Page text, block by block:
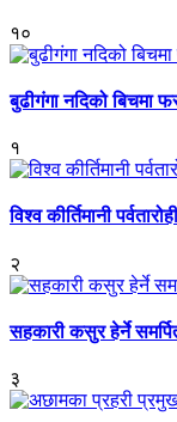
१०
बुढीगंगा नदिको बिचमा
१
विश्व कीर्तिमानी
२
सहकारी कसुर हेर्ने
३